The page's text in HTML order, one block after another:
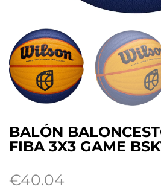
BALÓN
FIBA 3X3 GAME
€40.04